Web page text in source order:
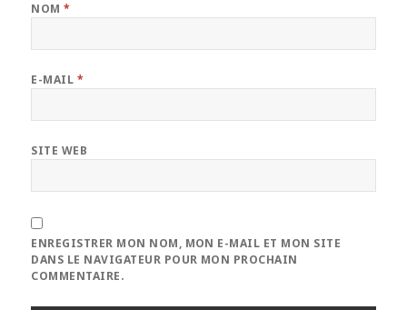
NOM*
E-MAIL *
SITE WEB
ENREGISTRER MON NOM, MON E-MAIL ET MON SITE
DANS LE NAVIGATEUR POUR MON PROCHAIN
COMMENTAIRE.